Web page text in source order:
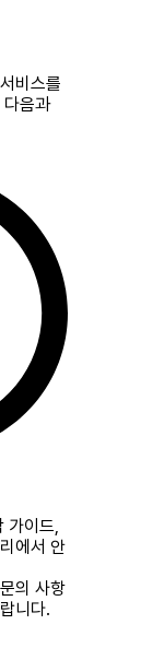
비스를
다음과
가이드,
에서 안
의 사항
니다.